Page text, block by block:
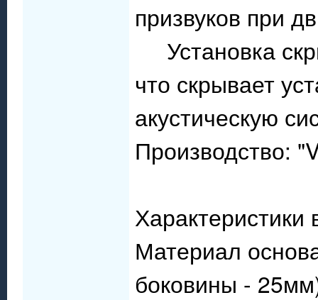
призвуков при
Установка
что скрывает
акустическую
Производство:
Материал
боковины -